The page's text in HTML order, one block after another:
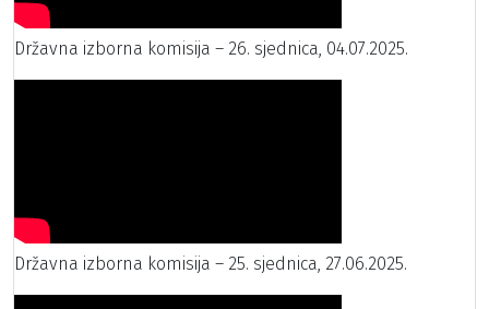
Državna izborna komisija – 26. sjednica, 04.07.2025.
Državna izborna komisija – 25. sjednica, 27.06.2025.